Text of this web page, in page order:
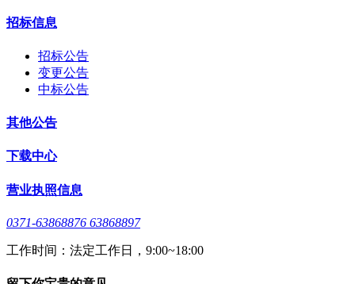
招标信息
招标公告
变更公告
中标公告
其他公告
下载中心
营业执照信息
0371-63868876 63868897
工作时间：法定工作日，9:00~18:00